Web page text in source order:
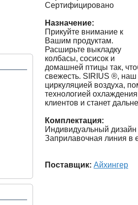
Сертифицировано
Назначение:
Прикуйте внимание к
Вашим продуктам.
Расширьте выкладку
колбасы, сосисок и
домашней птицы так,
свежесть. SIRIUS ®, наш
циркуляцией воздуха,
технологией
клиентов и станет
Комплектация:
Индивидуальный
Заприлавочная линия в
Поставщик: Айхингер